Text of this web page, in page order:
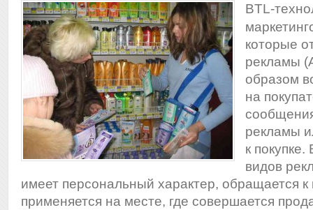
BTL-
которые
рекламы
образом
на
рекламы
к
видов
имеет персональный характер, обращается к
применяется на месте, где совершается